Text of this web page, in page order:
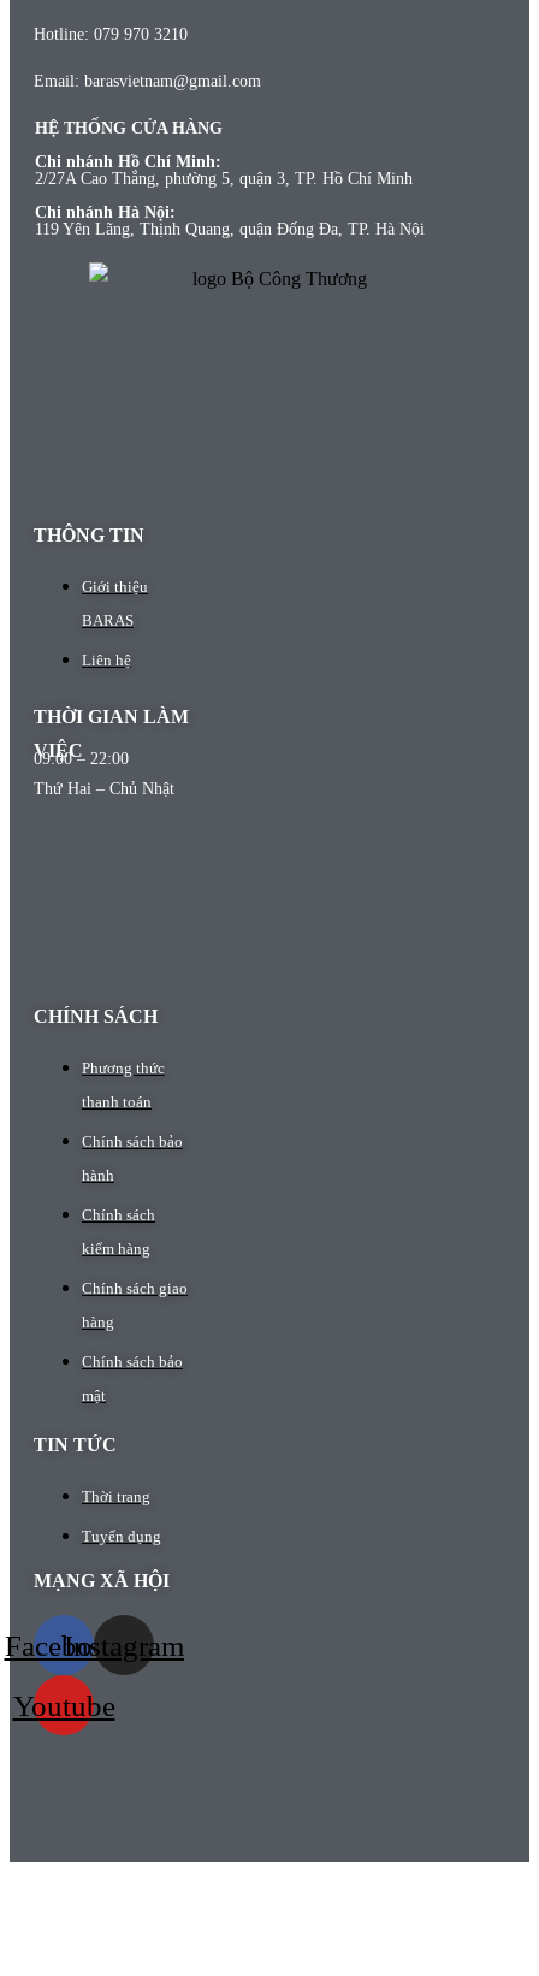
Hotline: 079 970 3210
Email: barasvietnam@gmail.com
HỆ THỐNG CỬA HÀNG
Chi nhánh Hồ Chí Minh:
2/27A Cao Thắng, phường 5, quận 3, TP. Hồ Chí Minh
Chi nhánh Hà Nội:
119 Yên Lãng, Thịnh Quang, quận Đống Đa, TP. Hà Nội
THÔNG TIN
Giới thiệu
BARAS
Liên hệ
THỜI GIAN LÀM
VIỆC
09:00 – 22:00
Thứ Hai – Chủ Nhật
CHÍNH SÁCH
Phương thức
thanh toán
Chính sách bảo
hành
Chính sách
kiểm hàng
Chính sách giao
hàng
Chính sách bảo
mật
TIN TỨC
Thời trang
Tuyển dụng
MẠNG XÃ HỘI
FacebookInstagram
Youtube